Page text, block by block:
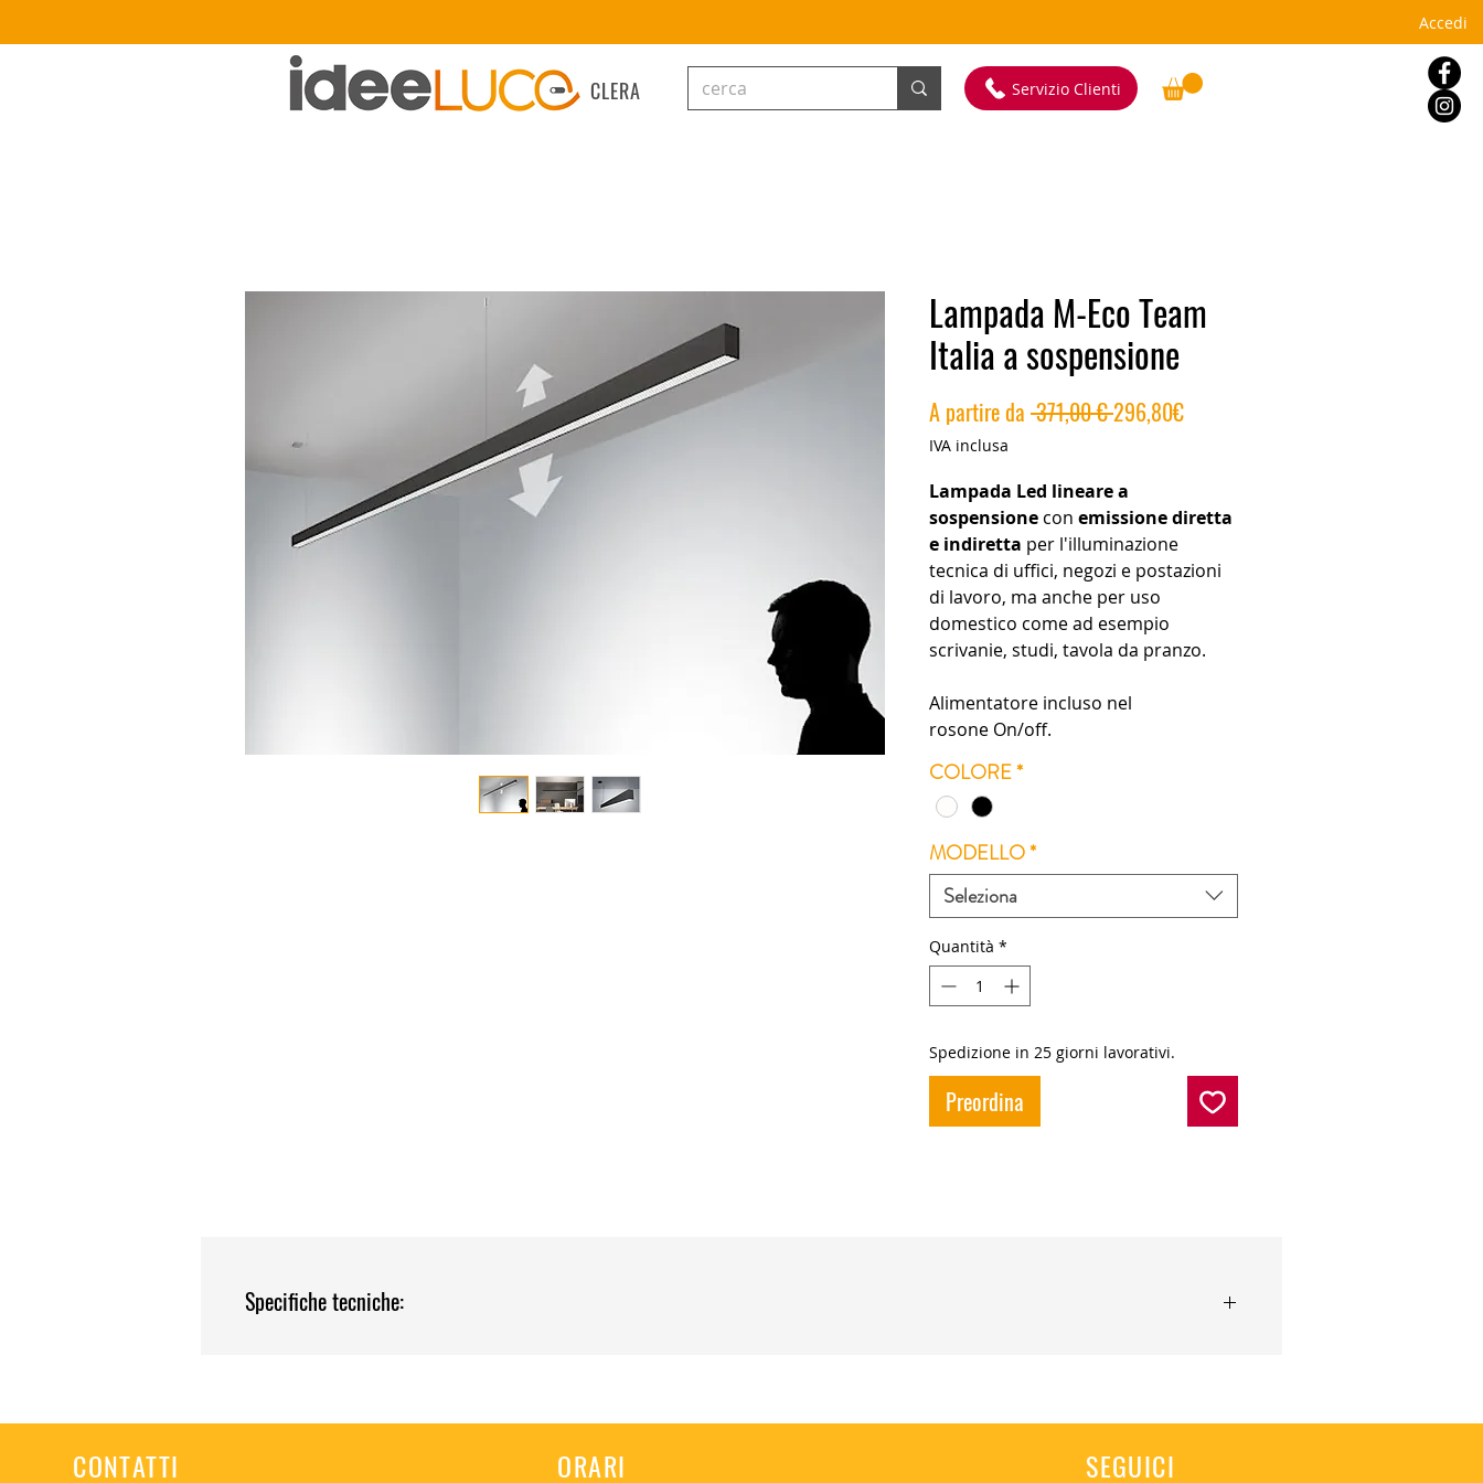
Accedi
CLERA Servizio Clienti
Lampada M-Eco Team
Italia a sospensione
A partire da 371,00 € Prezzo
296,80€Prezzo
IVA inclusa
Lampada Led lineare a
sospensione con emissione diretta
e indiretta per l'illuminazione
tecnica di uffici, negozi e postazioni
di lavoro, ma anche per uso
domestico come ad esempio
scrivanie, studi, tavola da pranzo.
Alimentatore incluso nel
rosone On/off.
COLORE*
MODELLO*
Seleziona
Quantità *
Spedizione in 25 giorni lavorativi.
Preordina
Specifiche tecniche:
CONTATTI ORARI SEGUICI